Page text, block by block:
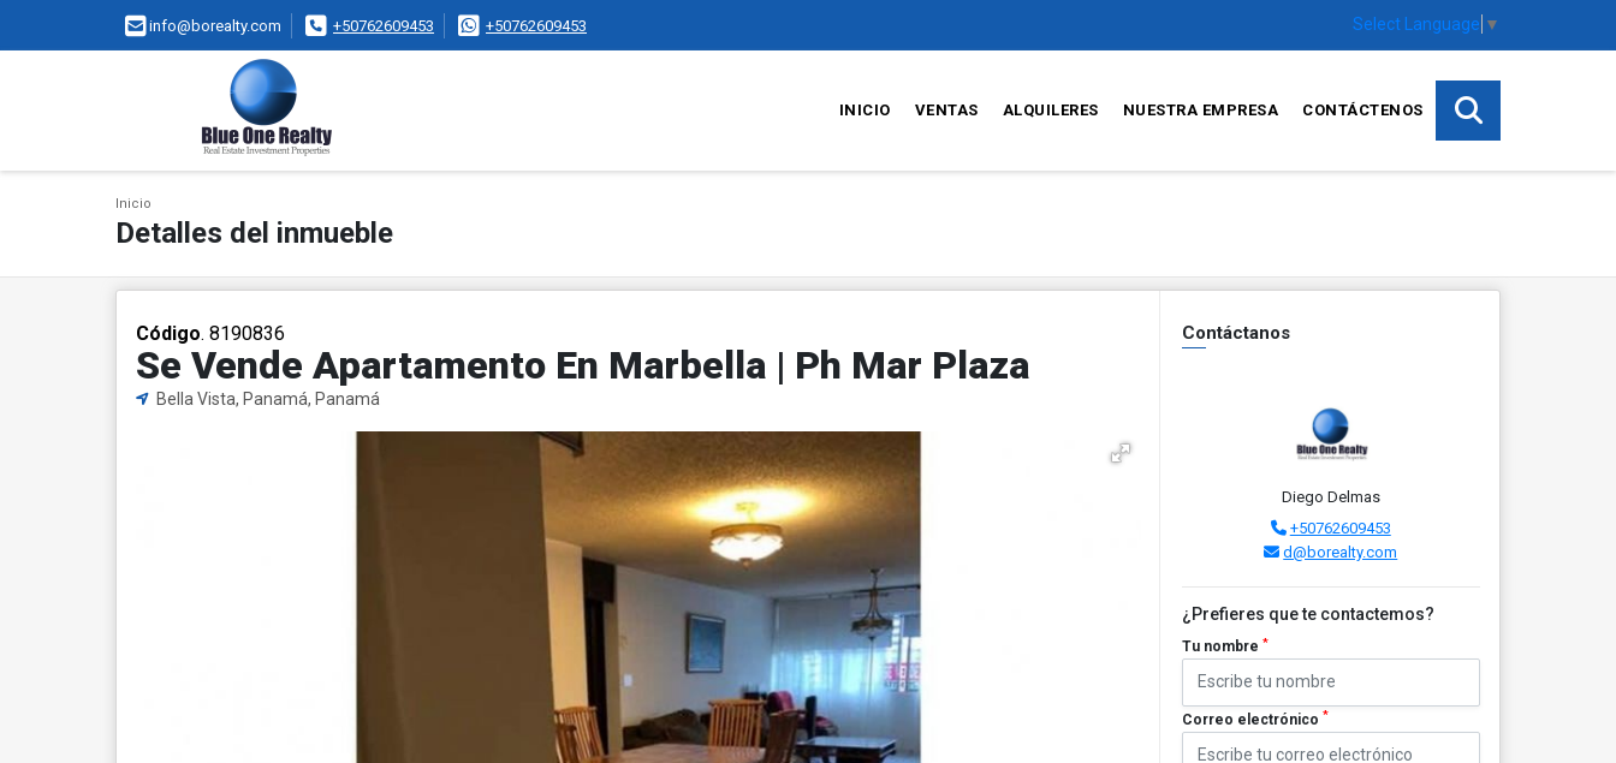
info@borealty.com +50762609453 +50762609453 Select Language ▼
INICIO VENTAS ALQUILERES NUESTRA EMPRESA CONTÁCTENOS
Inicio
Detalles del inmueble
Código. 8190836
Se Vende Apartamento En Marbella | Ph Mar Plaza
Bella Vista, Panamá, Panamá
Contáctanos
Diego Delmas
+50762609453
d@borealty.com
¿Prefieres que te contactemos?
Tu nombre *
Correo electrónico *